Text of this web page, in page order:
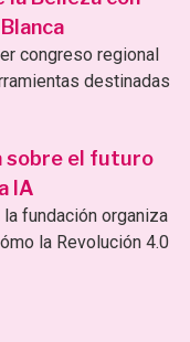
congreso regional
destinadas
sobre el futuro
IA
la fundación organiza
la Revolución 4.0